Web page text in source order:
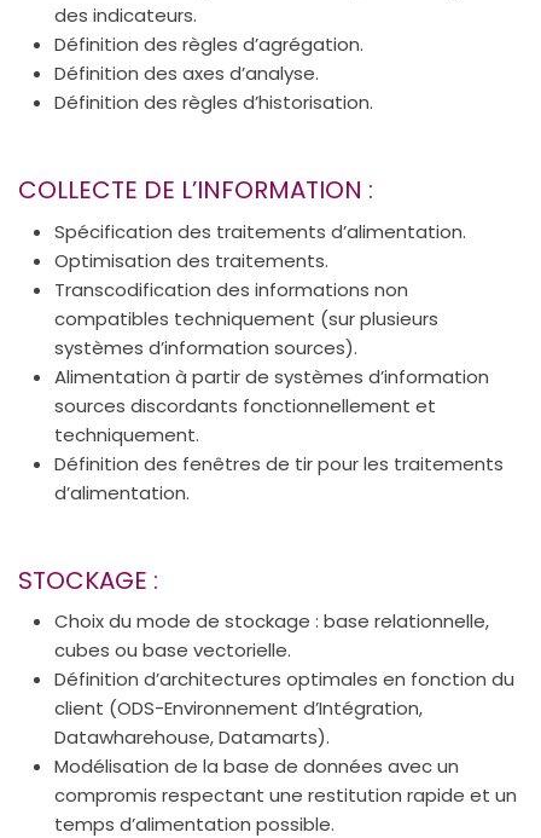
des indicateurs.
Définition des règles d’agrégation.
Définition des axes d’analyse.
Définition des règles d’historisation.
COLLECTE DE L’INFORMATION :
Spécification des traitements d’alimentation.
Optimisation des traitements.
Transcodification des informations non
compatibles techniquement (sur plusieurs
systèmes d’information sources).
Alimentation à partir de systèmes d’information
sources discordants fonctionnellement et
techniquement.
Définition des fenêtres de tir pour les traitements
d’alimentation.
STOCKAGE :
Choix du mode de stockage : base relationnelle,
cubes ou base vectorielle.
Définition d’architectures optimales en fonction du
client (ODS-Environnement d’Intégration,
Datawharehouse, Datamarts).
Modélisation de la base de données avec un
compromis respectant une restitution rapide et un
temps d’alimentation possible.